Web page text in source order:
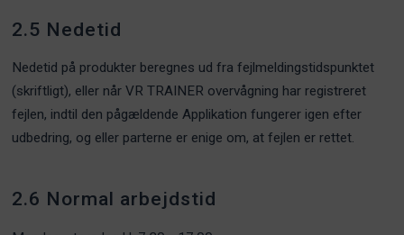
2.5 Nedetid
Nedetid på produkter beregnes ud fra fejlmeldingstidspunktet
(skriftligt), eller når VR TRAINER overvågning har registreret
fejlen, indtil den pågældende Applikation fungerer igen efter
udbedring, og eller parterne er enige om, at fejlen er rettet.
2.6 Normal arbejdstid